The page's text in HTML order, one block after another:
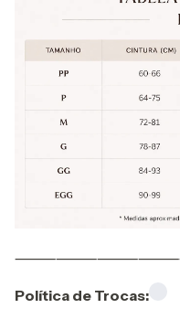
Política de Trocas: